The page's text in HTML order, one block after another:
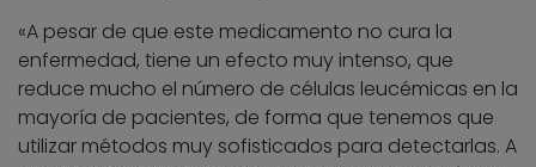
«A pesar de que este medicamento no cura la
enfermedad, tiene un efecto muy intenso, que
reduce mucho el número de células leucémicas en la
mayoría de pacientes, de forma que tenemos que
utilizar métodos muy sofisticados para detectarlas. A